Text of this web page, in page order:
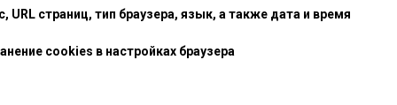
Позвонить нам
страниц, тип браузера, язык, а также дата и время
cookies в настройках браузера